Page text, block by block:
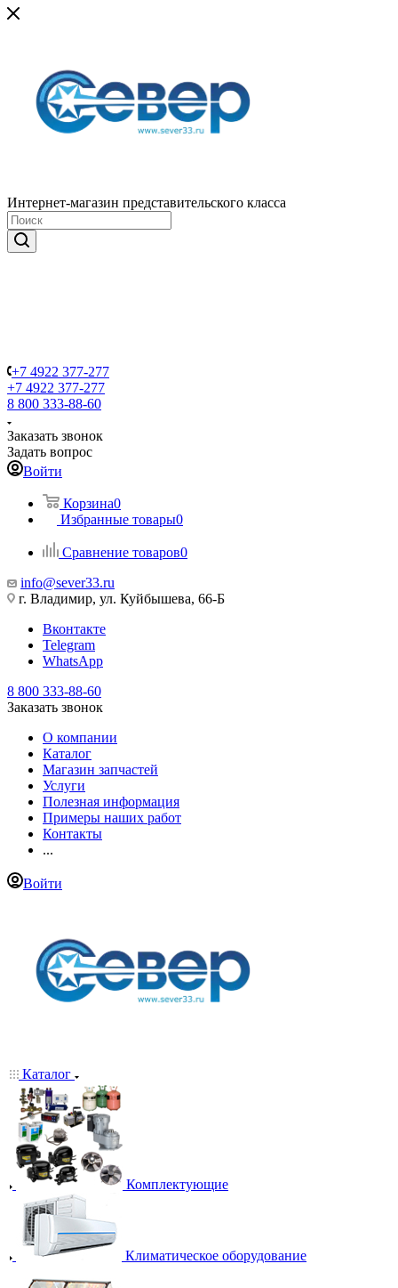
Интернет-магазин представительского класса
+7 4922 377-277
+7 4922 377-277
8 800 333-88-60
Заказать звонок
Задать вопрос
Войти
Корзина0
Избранные товары0
Сравнение товаров0
info@sever33.ru
г. Владимир, ул. Куйбышева, 66-Б
Вконтакте
Telegram
WhatsApp
8 800 333-88-60
Заказать звонок
О компании
Каталог
Магазин запчастей
Услуги
Полезная информация
Примеры наших работ
Контакты
...
Войти
Каталог
Комплектующие
Климатическое оборудование